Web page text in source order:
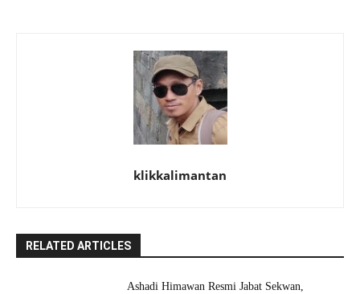
klikkalimantan
RELATED ARTICLES
Ashadi Himawan Resmi Jabat Sekwan,